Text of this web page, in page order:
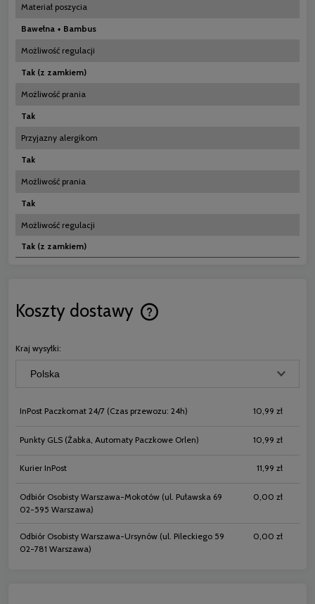
Materiał poszycia
Bawełna + Bambus
Możliwość regulacji
Tak (z zamkiem)
Możliwość prania
Tak
Przyjazny alergikom
Tak
Możliwość prania
Tak
Możliwość regulacji
Tak (z zamkiem)
Koszty dostawy
Cena nie zawiera ewentualnych
Kraj wysyłki:
InPost Paczkomat 24/7 (Czas przewozu: 24h) 10,99 zł
Punkty GLS (Żabka, Automaty Paczkowe Orlen) 10,99 zł
Kurier InPost 11,99 zł
Odbiór Osobisty Warszawa-Mokotów (ul. Puławska 69
02-595 Warszawa)
0,00 zł
Odbiór Osobisty Warszawa-Ursynów (ul. Pileckiego 59
02-781 Warszawa)
0,00 zł